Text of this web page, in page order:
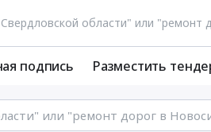
подпись Разместить